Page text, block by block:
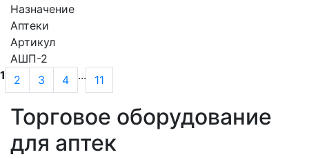
Назначение
Аптеки
Артикул
АШП-2
1
2 3 4 ... 11
Торговое оборудование
для аптек